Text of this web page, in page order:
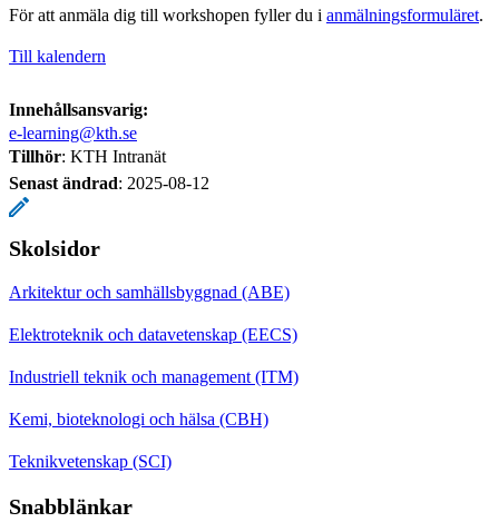
För att anmäla dig till workshopen fyller du i anmälningsformuläret.
Till kalendern
Innehållsansvarig:
e-learning@kth.se
Tillhör: KTH Intranät
Senast ändrad: 2025-08-12
Skolsidor
Arkitektur och samhällsbyggnad (ABE)
Elektroteknik och datavetenskap (EECS)
Industriell teknik och management (ITM)
Kemi, bioteknologi och hälsa (CBH)
Teknikvetenskap (SCI)
Snabblänkar